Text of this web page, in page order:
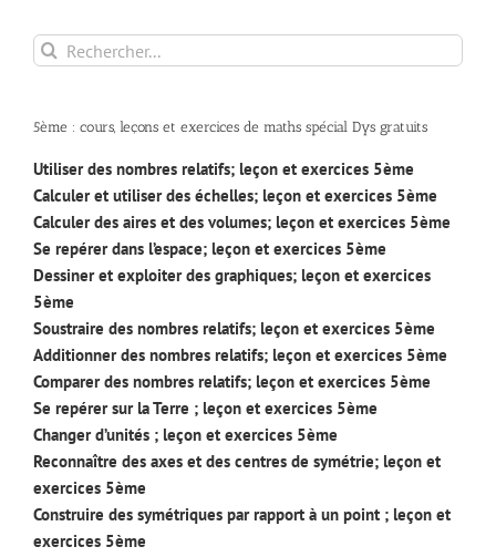
Rechercher:
5ème : cours, leçons et exercices de maths spécial Dys gratuits
Utiliser des nombres relatifs; leçon et exercices 5ème
Calculer et utiliser des échelles; leçon et exercices 5ème
Calculer des aires et des volumes; leçon et exercices 5ème
Se repérer dans l’espace; leçon et exercices 5ème
Dessiner et exploiter des graphiques; leçon et exercices
5ème
Soustraire des nombres relatifs; leçon et exercices 5ème
Additionner des nombres relatifs; leçon et exercices 5ème
Comparer des nombres relatifs; leçon et exercices 5ème
Se repérer sur la Terre ; leçon et exercices 5ème
Changer d’unités ; leçon et exercices 5ème
Reconnaître des axes et des centres de symétrie; leçon et
exercices 5ème
Construire des symétriques par rapport à un point ; leçon et
exercices 5ème